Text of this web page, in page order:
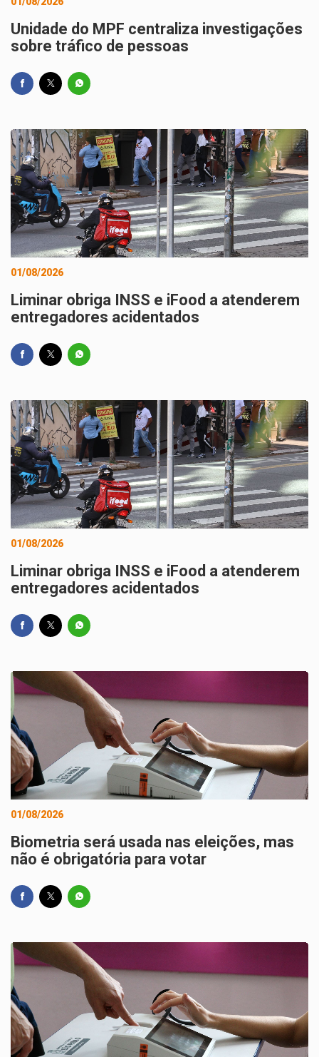
Unidade do MPF centraliza investigações
sobre tráfico de pessoas
01/08/2026
Liminar obriga INSS e iFood a atenderem
entregadores acidentados
01/08/2026
Liminar obriga INSS e iFood a atenderem
entregadores acidentados
01/08/2026
Biometria será usada nas eleições, mas
não é obrigatória para votar